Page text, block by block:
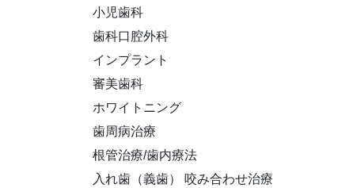
小児歯科
歯科口腔外科
インプラント
審美歯科
ホワイトニング
歯周病治療
根管治療/歯内療法
入れ歯（義歯） 咬み合わせ治療